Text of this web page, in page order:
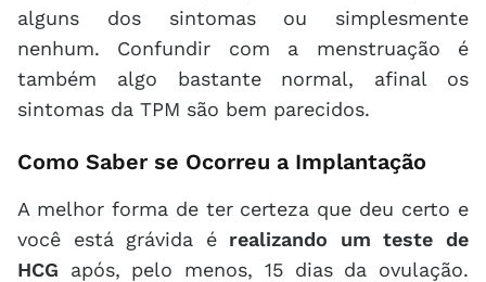
alguns dos sintomas ou simplesmente
nenhum. Confundir com a menstruação é
também algo bastante normal, afinal os
sintomas da TPM são bem parecidos.
Como Saber se Ocorreu a Implantação
A melhor forma de ter certeza que deu certo e
você está grávida érealizando um teste de
HCG após, pelo menos, 15 dias da ovulação.